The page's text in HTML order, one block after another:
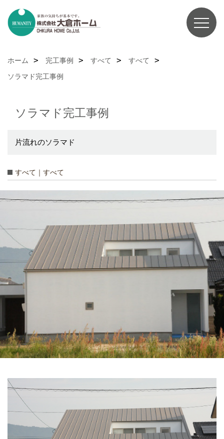
ホーム 完工事例 すべて
すべて
ソラマド完工事例
ソラマド完工事例
片流れのソラマド
すべて｜すべて